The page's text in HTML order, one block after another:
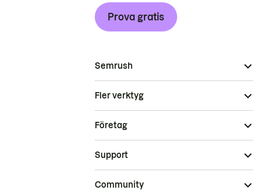
Prova gratis
Semrush
Fler verktyg
Företag
Support
Community